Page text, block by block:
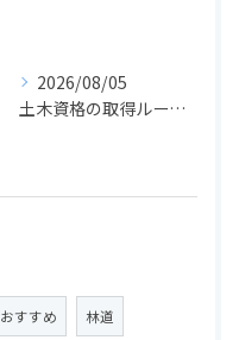
2026/08/05
土木資格の取得ルートや静岡県静岡市でのキャリアアップ戦略を現実的に解説
おすすめ 林道